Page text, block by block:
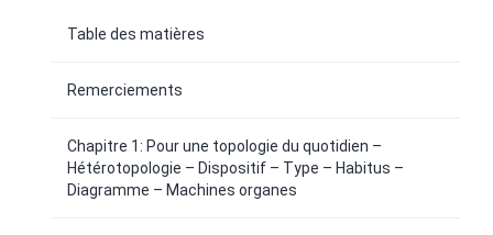
Table des matières
Remerciements
Chapitre 1: Pour une topologie du quotidien –
Hétérotopologie – Dispositif – Type – Habitus –
Diagramme – Machines organes